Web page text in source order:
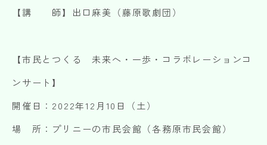
【講 師】出口麻美（藤原歌劇団）
【市民とつくる 未来へ・一歩・コラボレーションコ
ンサート】
開催日：2022年12月10日（土）
場 所：プリニーの市民会館（各務原市民会館）